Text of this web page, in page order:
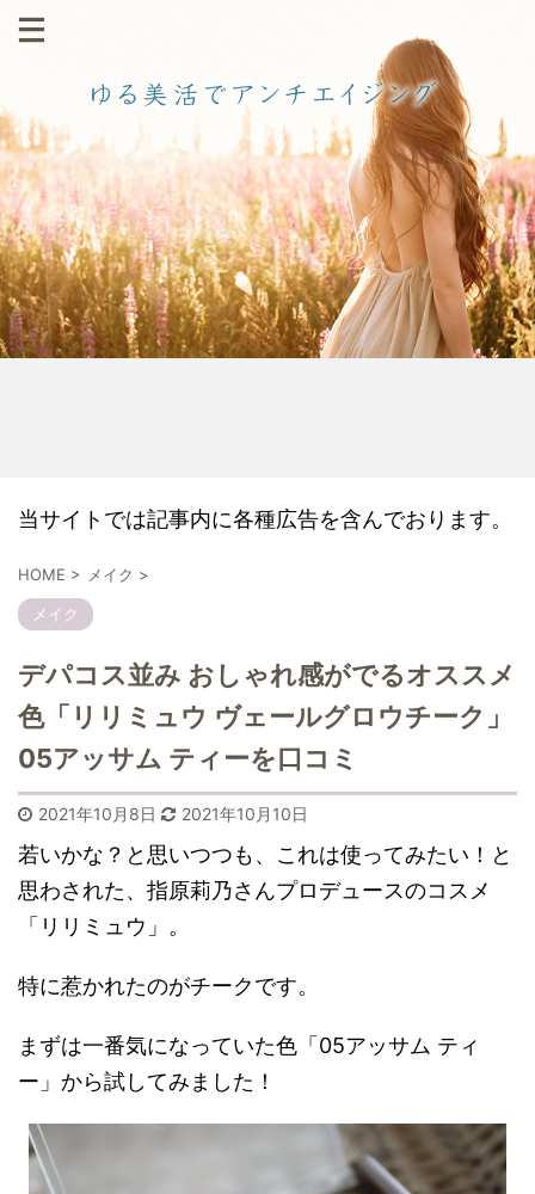
当サイトでは記事内に各種広告を含んでおります。
HOME > メイク >
メイク
デパコス並み おしゃれ感がでるオススメ
色「リリミュウ ヴェールグロウチーク」
05アッサム ティーを口コミ
2021年10月8日 2021年10月10日
若いかな？と思いつつも、これは使ってみたい！と
思わされた、指原莉乃さんプロデュースのコスメ
「リリミュウ」。
特に惹かれたのがチークです。
まずは一番気になっていた色「05アッサム ティ
ー」から試してみました！